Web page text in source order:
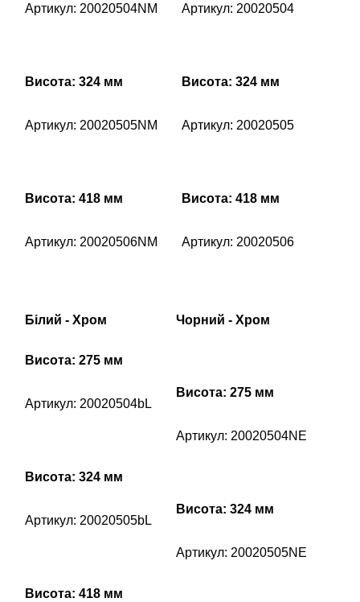
Артикул: 20020504NM
Висота: 324 мм
Артикул: 20020505NM
Висота: 418 мм
Артикул: 20020506NM
Артикул: 20020504
Висота: 324 мм
Артикул: 20020505
Висота: 418 мм
Артикул: 20020506
Білий - Хром
Висота: 275 мм
Артикул: 20020504bL
Висота: 324 мм
Артикул: 20020505bL
Висота: 418 мм
Чорний - Хром
Висота: 275 мм
Артикул: 20020504NE
Висота: 324 мм
Артикул: 20020505NE